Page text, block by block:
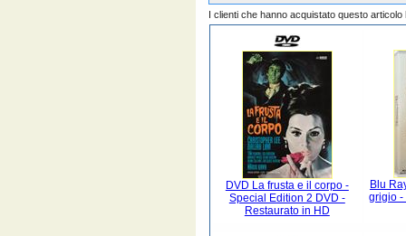
I clienti che hanno acquistato questo
DVD La frusta e il corpo -
Special Edition 2 DVD -
Restaurato in HD
Blu
grigio -